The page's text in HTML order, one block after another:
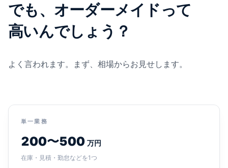
でも、オーダーメイドって
高いんでしょう？
よく言われます。まず、相場からお見せします。
単一業務
200〜500 万円
在庫・見積・勤怠などを1つ